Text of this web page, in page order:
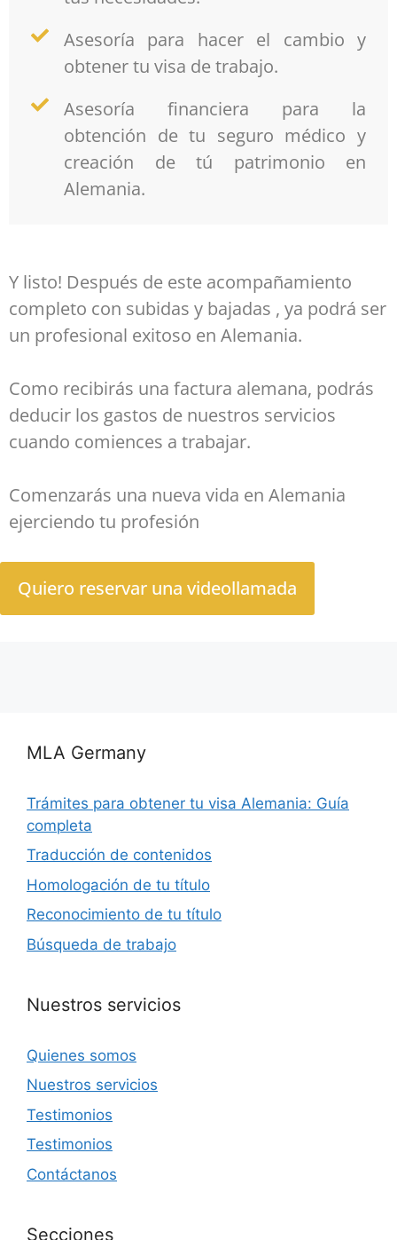
Asesoría para hacer el cambio y
obtener tu visa de trabajo.
Asesoría financiera para la
obtención de tu seguro médico y
creación de tú patrimonio en
Alemania.
Y listo! Después de este acompañamiento
completo con subidas y bajadas , ya podrá ser
un profesional exitoso en Alemania.
Como recibirás una factura alemana, podrás
deducir los gastos de nuestros servicios
cuando comiences a trabajar.
Comenzarás una nueva vida en Alemania
ejerciendo tu profesión
Quiero reservar una videollamada
MLA Germany
Trámites para obtener tu visa Alemania: Guía
completa
Traducción de contenidos
Homologación de tu título
Reconocimiento de tu título
Búsqueda de trabajo
Nuestros servicios
Quienes somos
Nuestros servicios
Testimonios
Testimonios
Contáctanos
Secciones